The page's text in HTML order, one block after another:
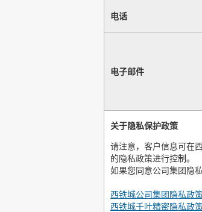
电话
电子邮件
关于隐私保护政策
请注意，客户信息可在
的隐私政策进行控制。
如果您同意公司集团隐
西铁城公司集团隐私政
西铁城千叶精密隐私政